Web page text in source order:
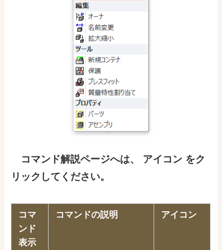
コマンド解説ページへは、 アイコン をク
リックしてください。
コマ
ンド
表示
コマンドの説明 アイコン